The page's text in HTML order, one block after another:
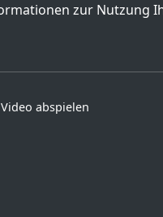
zur Nutzung
abspielen